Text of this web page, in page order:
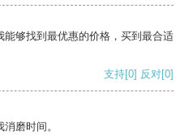
够找到最优惠的价格，买到最合适
支持[0] 反对[0]
磨时间。